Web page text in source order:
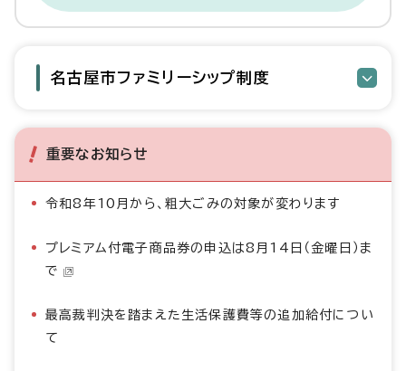
名古屋市ファミリーシップ制度
重要なお知らせ
令和8年10月から、粗大ごみの対象が変わります
プレミアム付電子商品券の申込は8月14日（金曜日）ま
で
最高裁判決を踏まえた生活保護費等の追加給付につい
て